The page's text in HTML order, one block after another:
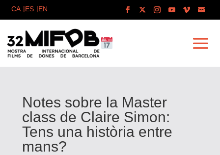
Notes sobre la Master
class de Claire Simon:
Tens una història entre
mans?